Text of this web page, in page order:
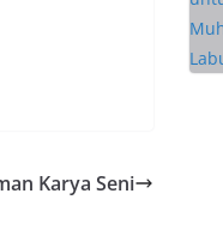
Karya Seni